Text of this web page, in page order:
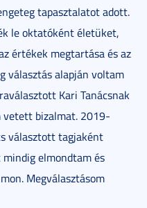
tapasztalatot adott.
le oktatóként életüket,
értékek megtartása és az
választás alapján voltam
Kari Tanácsnak
vetett bizalmat. 2019-
választott tagjaként
elmondtam és
Megválasztásom